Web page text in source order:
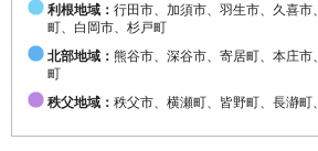
利根地域： 行田市、加須市、羽生市、久喜
町、白岡市、杉戸町
北部地域： 熊谷市、深谷市、寄居町、本庄市
町
秩父地域： 秩父市、横瀬町、皆野町、長瀞町